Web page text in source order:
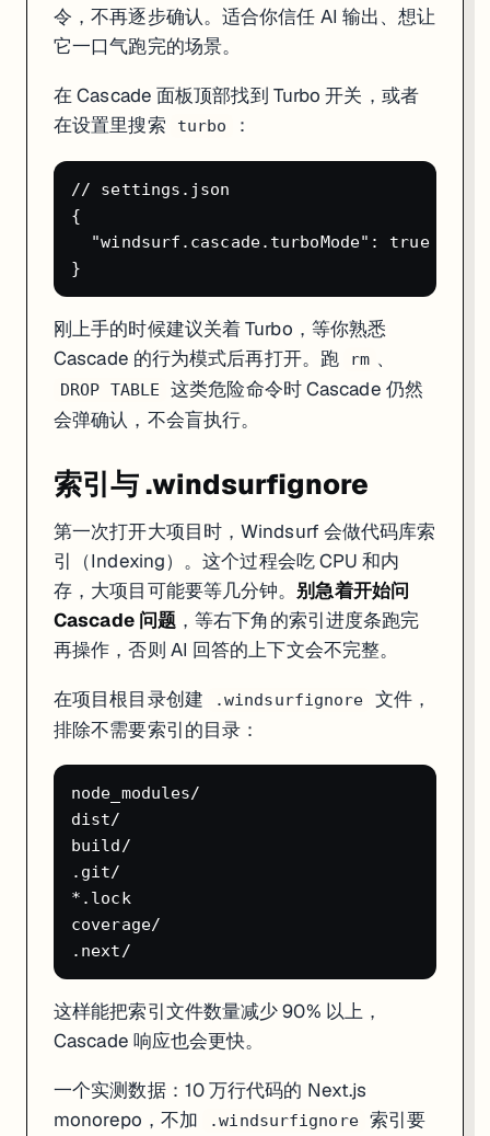
令，不再逐步确认。适合你信任 AI 输出、想让
它一口气跑完的场景。
在 Cascade 面板顶部找到 Turbo 开关，或者
在设置里搜索
turbo ：
// settings.json
{
  "windsurf.cascade.turboMode": true
刚上手的时候建议关着 Turbo，等你熟悉
Cascade 的行为模式后再打开。跑
rm 、
DROP TABLE
这类危险命令时 Cascade 仍然
会弹确认，不会盲执行。
索引与 .windsurfignore
第一次打开大项目时，Windsurf 会做代码库索
引（Indexing）。这个过程会吃 CPU 和内
存，大项目可能要等几分钟。 别急着开始问
Cascade 问题 ，等右下角的索引进度条跑完
再操作，否则 AI 回答的上下文会不完整。
在项目根目录创建 .windsurfignore
文件，
排除不需要索引的目录：
node_modules/
dist/
build/
.git/
*.lock
coverage/
这样能把索引文件数量减少 90% 以上，
Cascade 响应也会更快。
一个实测数据：10 万行代码的 Next.js
monorepo，不加
.windsurfignore 索引要